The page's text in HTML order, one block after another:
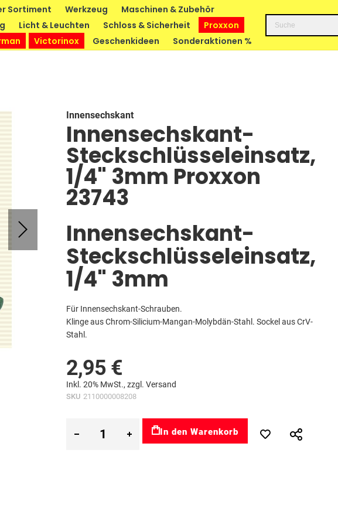
Sortiment Werkzeug
Maschinen & Zubehör
Licht & Leuchten Schloss & Sicherheit
Proxxon
Victorinox Geschenkideen Sonderaktionen %
Innensechskant
Innensechskant-
Steckschlüsseleinsatz,
1/4" 3mm Proxxon
23743
Innensechskant-
Steckschlüsseleinsatz,
1/4" 3mm
Für Innensechskant-Schrauben.
Klinge aus Chrom-Silicium-Mangan-Molybdän-Stahl. Sockel aus CrV-
Stahl.
2,95 €
Inkl. 20% MwSt., zzgl.Versand
SKU 2110000008208
In den Warenkorb